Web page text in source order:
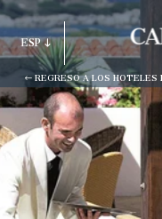
REGRESO A LOS HOTELES
ESP
ITA
FRA
DEU
ESP
RUS
ELEGIR
ESTRUCTURA